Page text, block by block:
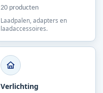
20 producten
Laadpalen, adapters en
laadaccessoires.
Verlichting